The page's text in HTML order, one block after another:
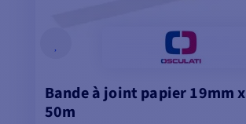
Bande à joint papier 19mm x
50m